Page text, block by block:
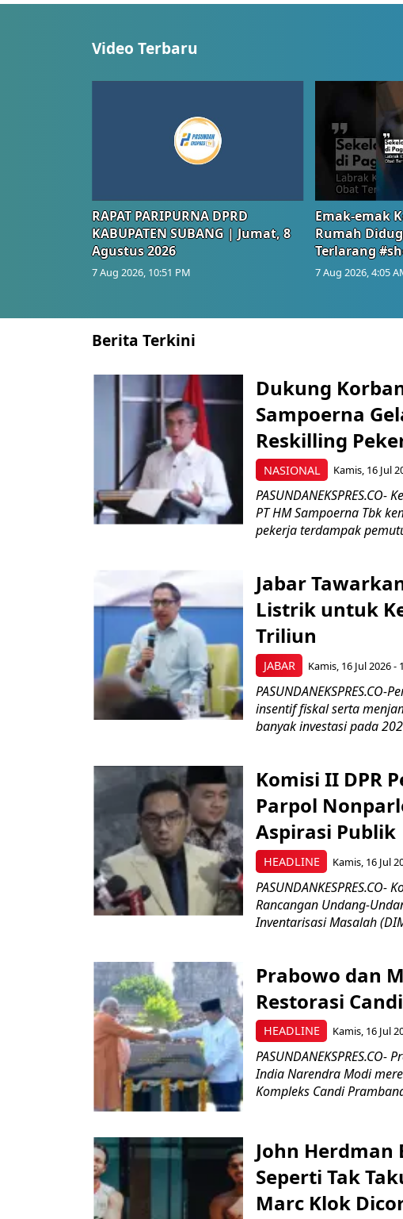
Video Terbaru
RAPAT PARIPURNA DPRD
KABUPATEN SUBANG | Jumat, 8
Agustus 2026
7 Aug 2026, 10:51 PM
Emak-emak
Rumah
Terlarang
7 Aug 2026, 4:05
Berita Terkini
NASIONAL
Dukung
Sampoerna
Reskilling
Kamis, 16 Jul
PT HM Sampoerna Tbk
pekerja terdampak
JABAR
Jabar
Listrik untuk
Triliun
Kamis, 16 Jul 2026 -
insentif fiskal serta
banyak investasi pada
HEADLINE
Komisi II DPR
Parpol
Aspirasi Publik
Kamis, 16 Jul
Rancangan Undang-
Inventarisasi Masalah
HEADLINE
Prabowo dan
Restorasi
Kamis, 16 Jul
India Narendra Modi
Kompleks Candi
John Herdman
Seperti Tak
Marc Klok